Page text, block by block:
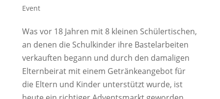
Event
Was vor 18 Jahren mit 8 kleinen Schülertischen,
an denen die Schulkinder ihre Bastelarbeiten
verkauften begann und durch den damaligen
Elternbeirat mit einem Getränkeangebot für
die Eltern und Kinder unterstützt wurde, ist